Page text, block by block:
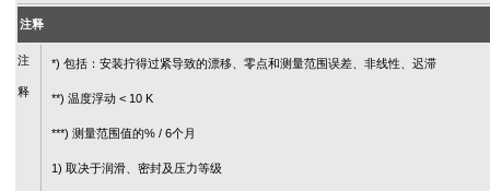
注释
注
释
*) 包括：安装拧得过紧导致的漂移、零点和测量范围误差、非线性、迟滞
**) 温度浮动 < 10 K
***) 测量范围值的% / 6个月
1) 取决于润滑、密封及压力等级